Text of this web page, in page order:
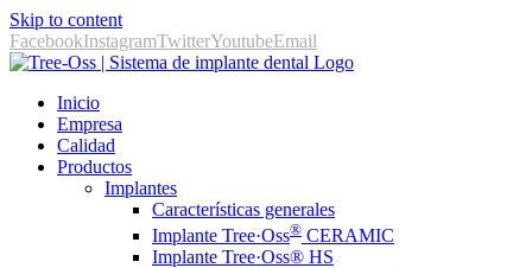
Skip to content
FacebookInstagramTwitterYoutubeEmail
Inicio
Empresa
Calidad
Productos
Implantes
Características generales
Implante Tree·Oss® CERAMIC
Implante Tree·Oss® HS